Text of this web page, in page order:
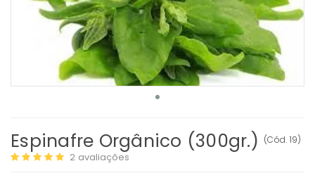
Espinafre Orgânico (300gr.) (Cód. 19)
2 avaliações